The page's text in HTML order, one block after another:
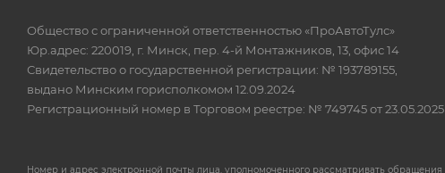
Общество с ограниченной ответственностью «ПроАвтоТулс»
Юр.адрес: 220019, г. Минск, пер. 4-й Монтажников, 13, офис 14
Свидетельство о государственной регистрации: № 193789155,
выдано Минским горисполкомом 12.09.2024
Регистрационный номер в Торговом реестре: № 749745 от 23.05.2025
Номер и адрес электронной почты лица, уполномоченного рассматривать обращения